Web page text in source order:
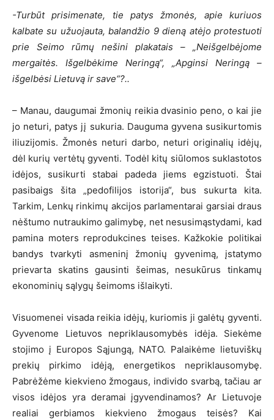
-Turbūt prisimenate, tie patys žmonės, apie kuriuos
kalbate su užuojauta, balandžio 9 dieną atėjo protestuoti
prie Seimo rūmų nešini plakatais – „Neišgelbėjome
mergaitės. Išgelbėkime Neringą“, „Apginsi Neringą –
išgelbėsi Lietuvą ir save“?..
– Manau, daugumai žmonių reikia dvasinio peno, o kai jie
jo neturi, patys jį sukuria. Dauguma gyvena susikurtomis
iliuzijomis. Žmonės neturi darbo, neturi originalių idėjų,
dėl kurių vertėtų gyventi. Todėl kitų siūlomos suklastotos
idėjos, susikurti stabai padeda jiems egzistuoti. Štai
pasibaigs šita „pedofilijos istorija“, bus sukurta kita.
Tarkim, Lenkų rinkimų akcijos parlamentarai garsiai draus
nėštumo nutraukimo galimybę, net nesusimąstydami, kad
pamina moters reprodukcines teises. Kažkokie politikai
bandys tvarkyti asmeninį žmonių gyvenimą, įstatymo
prievarta skatins gausinti šeimas, nesukūrus tinkamų
ekonominių sąlygų šeimoms išlaikyti.
Visuomenei visada reikia idėjų, kuriomis ji galėtų gyventi.
Gyvenome Lietuvos nepriklausomybės idėja. Siekėme
stojimo į Europos Sąjungą, NATO. Palaikėme lietuviškų
prekių pirkimo idėją, energetikos nepriklausomybę.
Pabrėžėme kiekvieno žmogaus, individo svarbą, tačiau ar
visos idėjos yra deramai įgyvendinamos? Ar Lietuvoje
realiai gerbiamos kiekvieno žmogaus teisės? Kai